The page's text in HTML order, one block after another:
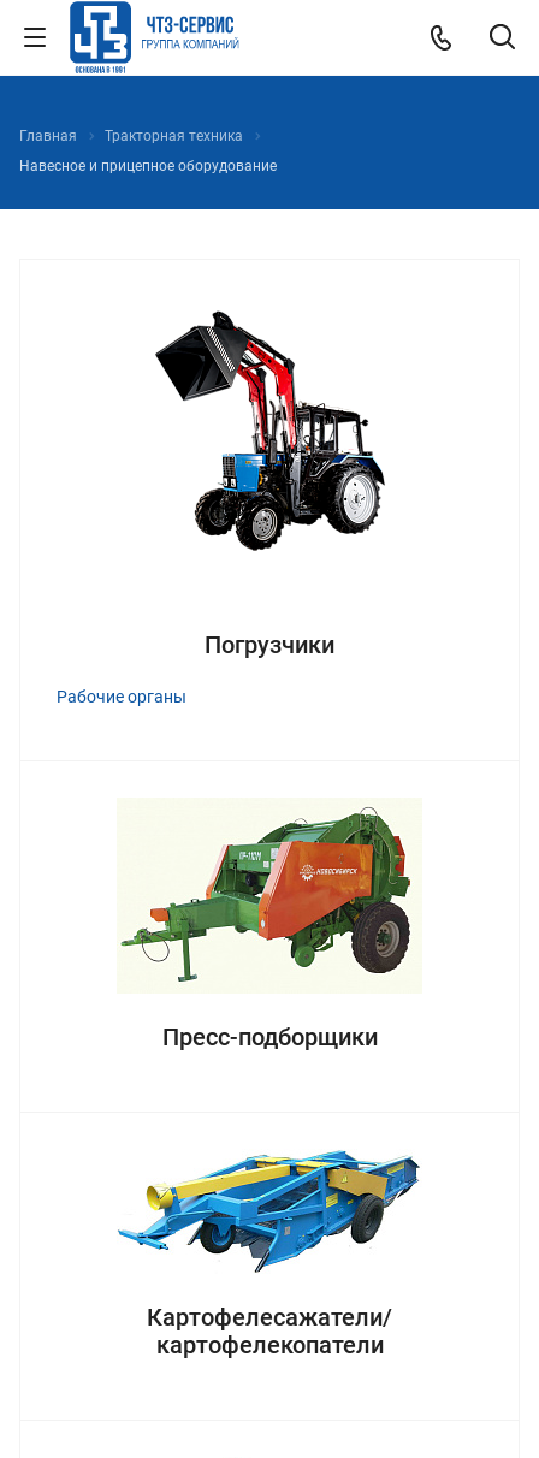
Главная
Тракторная техника
Навесное и прицепное оборудование
Погрузчики
Рабочие органы
Пресс-подборщики
Картофелесажатели/
картофелекопатели